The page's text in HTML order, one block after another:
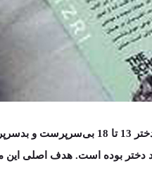
13 تا 18 بی­‌سرپرست و
بوده است. هدف اصلی این